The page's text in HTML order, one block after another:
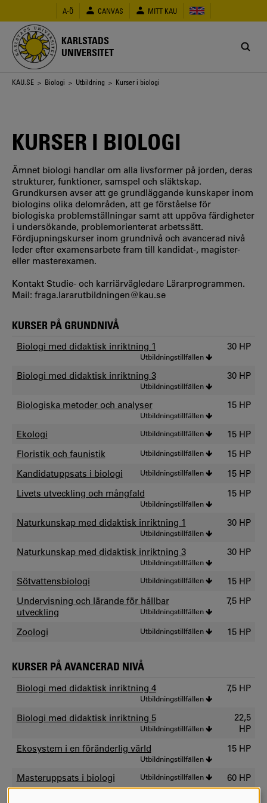
huvudinnehåll
A-Ö CANVAS MITT KAU
KARLSTADS
UNIVERSITET
Länkstig
KAU.SE > Biologi > Utbildning > Kurser i biologi
KURSER I BIOLOGI
Ämnet biologi handlar om alla livsformer på jorden, deras
strukturer, funktioner, samspel och släktskap.
Grundkursen avser att ge grundläggande kunskaper inom
biologins olika delområden, att ge förståelse för
biologiska problemställningar samt att uppöva färdigheter
i undersökande, problemorienterat arbetssätt.
Fördjupningskurser inom grundnivå och avancerad nivå
leder efter examensarbete fram till kandidat-, magister-
eller masterexamen.
Kontakt Studie- och karriärvägledare Lärarprogrammen.
Mail: fraga.lararutbildningen@kau.se
KURSER PÅ GRUNDNIVÅ
Biologi med didaktisk inriktning 1
Utbildningstillfällen
30 HP
Biologi med didaktisk inriktning 3
Utbildningstillfällen
30 HP
Biologiska metoder och analyser
Utbildningstillfällen
15 HP
Ekologi Utbildningstillfällen
15 HP
Floristik och faunistik
Utbildningstillfällen
15 HP
Kandidatuppsats i biologi
Utbildningstillfällen
15 HP
Livets utveckling och mångfald
Utbildningstillfällen
15 HP
Naturkunskap med didaktisk inriktning 1
Utbildningstillfällen
30 HP
Naturkunskap med didaktisk inriktning 3
Utbildningstillfällen
30 HP
Sötvattensbiologi Utbildningstillfällen
15 HP
Undervisning och lärande för hållbar
utveckling
Utbildningstillfällen
7,5 HP
Zoologi Utbildningstillfällen 15 HP
KURSER PÅ AVANCERAD NIVÅ
Biologi med didaktisk inriktning 4
Utbildningstillfällen
7,5 HP
Biologi med didaktisk inriktning 5
Utbildningstillfällen
22,5
HP
Ekosystem i en föränderlig värld
Utbildningstillfällen
15 HP
Masteruppsats i biologi Utbildningstillfällen
60 HP